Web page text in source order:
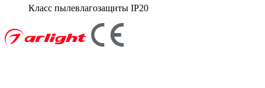
Класс пылевлагозащиты IP20